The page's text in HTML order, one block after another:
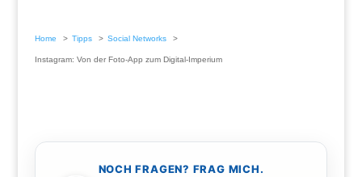
Home Tipps Social Networks
Instagram: Von der Foto-App zum Digital-Imperium
NOCH FRAGEN? FRAG MICH.